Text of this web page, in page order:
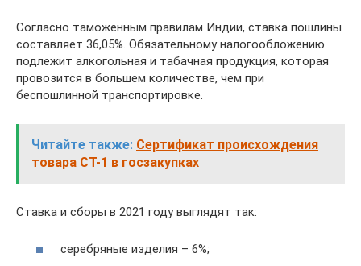
Согласно таможенным правилам Индии, ставка пошлины
составляет 36,05%. Обязательному налогообложению
подлежит алкогольная и табачная продукция, которая
провозится в большем количестве, чем при
беспошлинной транспортировке.
Читайте также: Сертификат происхождения
товара СТ-1 в госзакупках
Ставка и сборы в 2021 году выглядят так:
серебряные изделия – 6%;